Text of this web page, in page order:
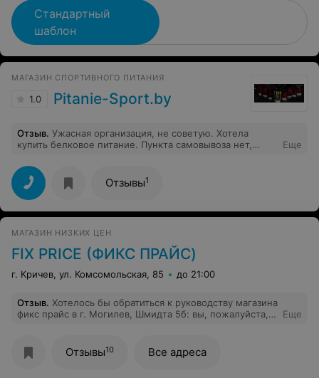
Стандартный
шаблон
МАГАЗИН СПОРТИВНОГО ПИТАНИЯ
1.0 Pitanie-Sport.by
Отзыв. Ужасная организация, не советую. Хотела
купить белковое питание. Пункта самовывоза нет,
отвечают: "Все хорошо, ждите". По телефону: "
Уточним на почте", и молчок. В итоге купила у
конкурентов)) Ну что ж, не нужен заработок, их дело.
Для меня потеря времени. А вы решайте сами
Еще
Отзывы1
МАГАЗИН НИЗКИХ ЦЕН
FIX PRICE (ФИКС ПРАЙС)
г. Кричев, ул. Комсомольская, 85 до 21:00
Отзыв. Хотелось бы обратиться к руководству магазина
фикс прайс в г. Могилев, Шмидта 5б: вы, пожалуйста,
работников более корректно вести наблюдение за
покупателями. Конечно, нужно наблюдать, чтобы не
Еще
Отзывы10 Все адреса